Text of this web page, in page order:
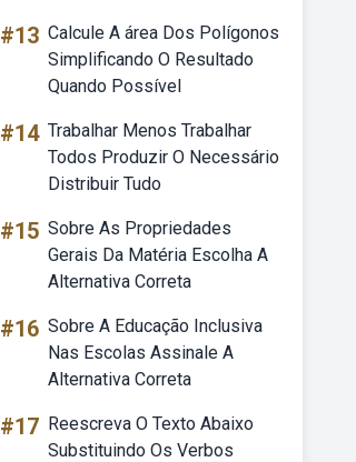
#13 Calcule A área Dos Polígonos
Simplificando O Resultado
Quando Possível
#14 Trabalhar Menos Trabalhar
Todos Produzir O Necessário
Distribuir Tudo
#15 Sobre As Propriedades
Gerais Da Matéria Escolha A
Alternativa Correta
#16 Sobre A Educação Inclusiva
Nas Escolas Assinale A
Alternativa Correta
#17 Reescreva O Texto Abaixo
Substituindo Os Verbos